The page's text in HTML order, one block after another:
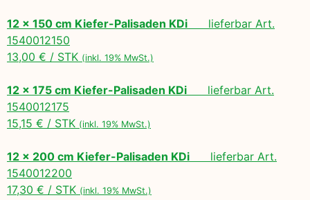
12 x 150 cm Kiefer-Palisaden KDi lieferbar Art.
1540012150
13,00 € / STK (inkl. 19% MwSt.)
12 x 175 cm Kiefer-Palisaden KDi lieferbar Art.
1540012175
15,15 € / STK (inkl. 19% MwSt.)
12 x 200 cm Kiefer-Palisaden KDi lieferbar Art.
1540012200
17,30 € / STK (inkl. 19% MwSt.)